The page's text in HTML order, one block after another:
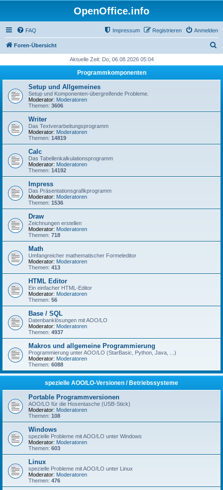
OpenOffice.info
FAQ Anmelden
Registrieren
Impressum
Foren-Übersicht
h
Aktuelle Zeit: Do, 06.08.2026 05:04
Programmkomponenten
Setup und Allgemeines
Setup und Komponenten-übergreifende Probleme.
Moderator: Moderatoren
Themen: 3606
Writer
Das Textverarbeitungsprogramm
Moderator: Moderatoren
Themen: 14819
Calc
Das Tabellenkalkulationsprogramm
Moderator: Moderatoren
Themen: 14192
Impress
Das Präsentationsgrafikprogramm
Moderator: Moderatoren
Themen: 1536
Draw
Zeichnungen erstellen
Moderator: Moderatoren
Themen: 718
Math
Umfangreicher mathematischer Formeleditor
Moderator: Moderatoren
Themen: 413
HTML Editor
Ein einfacher HTML-Editor
Moderator: Moderatoren
Themen: 56
Base / SQL
Datenbanklösungen mit AOO/LO
Moderator: Moderatoren
Themen: 4937
Makros und allgemeine Programmierung
Programmierung unter AOO/LO (StarBasic, Python, Java, ...)
Moderator: Moderatoren
Themen: 6088
spezielle AOO/LO-Versionen / Betriebssysteme
Portable Programmversionen
AOO/LO für die Hosentasche (USB-Stick)
Moderator: Moderatoren
Themen: 108
Windows
spezielle Probleme mit AOO/LO unter Windows
Moderator: Moderatoren
Themen: 603
Linux
spezielle Probleme mit AOO/LO unter Linux
Moderator: Moderatoren
Themen: 476